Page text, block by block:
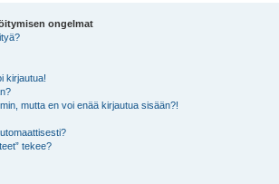
ongelmat
kirjautua!
mutta en voi enää kirjautua sisään?!
tekee?